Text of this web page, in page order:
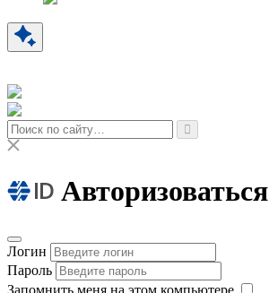
Авторизоваться
Логин
Пароль